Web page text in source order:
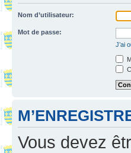
Nom d’utilisateur:
Mot de passe:
J’ai
Vous devez